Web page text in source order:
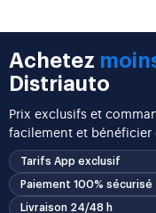
Achetez
Distriauto
Prix exclusifs et
facilement et bénéficier
Tarifs App exclusif
Paiement 100% sécurisé
Livraison 24/48 h